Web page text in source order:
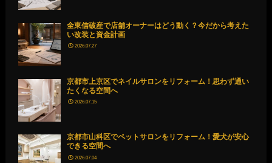
全東信破産で店舗オーナーはどう動く？今だから考えた
い改装と資金計画
2026.07.27
京都市上京区でネイルサロンをリフォーム！思わず通い
たくなる空間へ
2026.07.15
京都市山科区でペットサロンをリフォーム！愛犬が安心
できる空間へ
2026.07.04